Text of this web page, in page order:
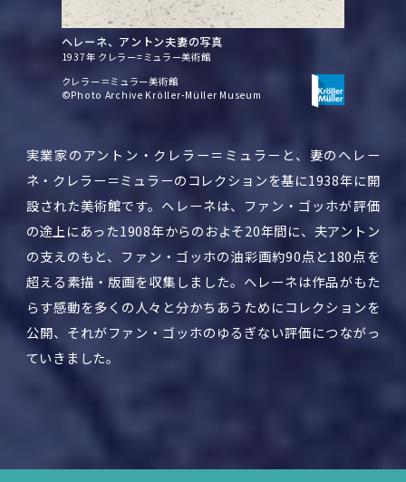
ヘレーネ、アントン夫妻の写真
1937年 クレラー=ミュラー美術館
クレラー＝ミュラー美術館
©Photo Archive Kröller-Müller Museum
実業家のアントン・クレラー＝ミュラーと、妻のヘレー
ネ・クレラー＝ミュラーのコレクションを基に1938年に開
設された美術館です。ヘレーネは、ファン・ゴッホが評価
の途上にあった1908年からのおよそ20年間に、夫アントン
の支えのもと、ファン・ゴッホの油彩画約90点と180点を
超える素描・版画を収集しました。ヘレーネは作品がもた
らす感動を多くの人々と分かちあうためにコレクションを
公開、それがファン・ゴッホのゆるぎない評価につながっ
ていきました。